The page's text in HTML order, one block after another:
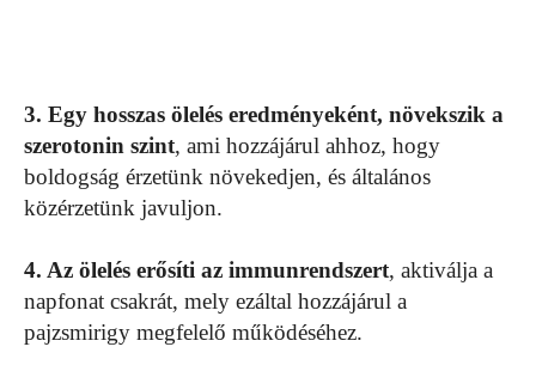
3. Egy hosszas ölelés eredményeként, növekszik a
szerotonin szint, ami hozzájárul ahhoz, hogy
boldogság érzetünk növekedjen, és általános
közérzetünk javuljon.
4. Az ölelés erősíti az immunrendszert, aktiválja a
napfonat csakrát, mely ezáltal hozzájárul a
pajzsmirigy megfelelő működéséhez.